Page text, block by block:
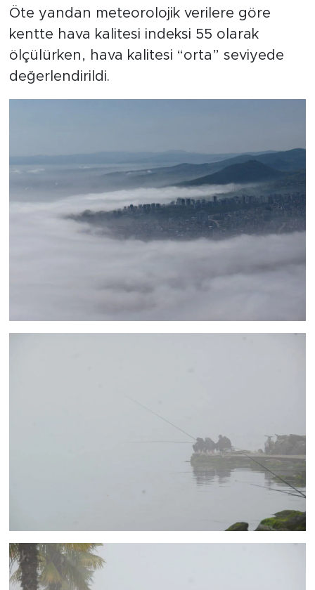
Öte yandan meteorolojik verilere göre
kentte hava kalitesi indeksi 55 olarak
ölçülürken, hava kalitesi “orta” seviyede
değerlendirildi.